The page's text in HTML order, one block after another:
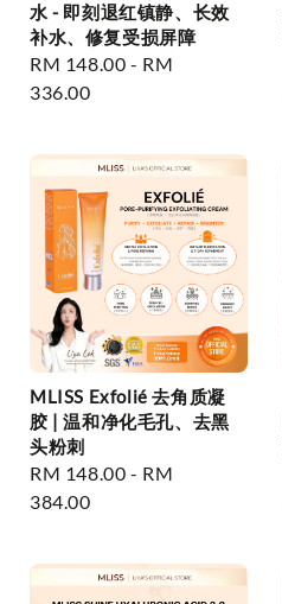
水 - 即刻退红镇静、长效
补水、修复受损屏障
Regular
price
RM 148.00 - RM
336.00
MLISS Exfolié 去角质凝
胶 | 温和净化毛孔、去黑
头粉刺
Regular
price
RM 148.00 - RM
384.00